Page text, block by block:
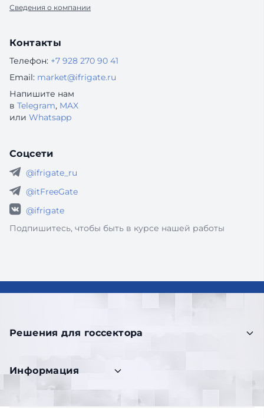
Сведения о компании
Контакты
Телефон: +7 928 270 90 41
Email: market@ifrigate.ru
Напишите нам
в Telegram, MAX
или Whatsapp
Соцсети
@ifrigate_ru
@itFreeGate
@ifrigate
Подпишитесь, чтобы быть в курсе нашей работы
Решения для госсектора
Информация